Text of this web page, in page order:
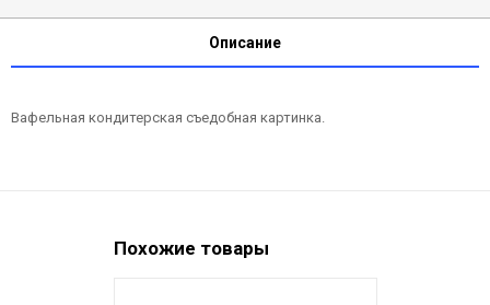
Описание
Вафельная кондитерская съедобная картинка.
Похожие товары